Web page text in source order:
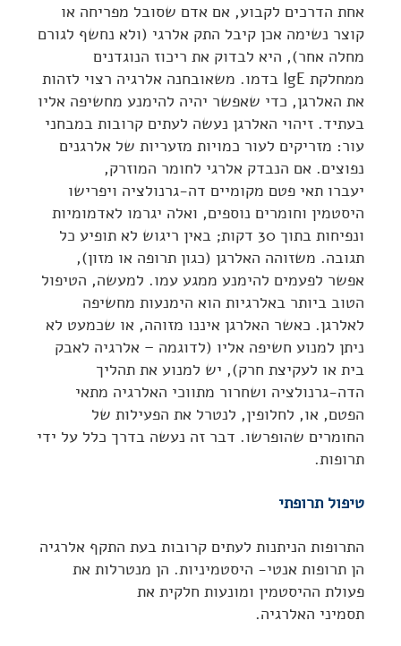
אחת הדרכים לקבוע, אם אדם שסובל מפריחה או
קוצר נשימה אכן קיבל התק אלרגי (ולא נחשף לגורם
מחלה אחר), היא לבדוק את ריכוז הנוגדנים
ממחלקת IgE בדמו. משאובחנה אלרגיה רצוי לזהות
את האלרגן, כדי שאפשר יהיה להימנע מחשיפה אליו
בעתיד. זיהוי האלרגן נעשה לעתים קרובות במבחני
עור: מזריקים לעור כמויות מזעריות של אלרגנים
נפוצים. אם הנבדק אלרגי לחומר המוזרק,
יעברו תאי פטם מקומיים דה-גרנולציה ויפרישו
היסטמין וחומרים נוספים, ואלה יגרמו לאדמומיות
ונפיחות בתוך 30 דקות; באין ריגוש לא תופיע כל
תגובה. משזוהה האלרגן (כגון תרופה או מזון),
אפשר לפעמים להימנע ממגע עמו. למעשה, הטיפול
הטוב ביותר באלרגיות הוא הימנעות מחשיפה
לאלרגן. כאשר האלרגן איננו מזוהה, או שכמעט לא
ניתן למנוע חשיפה אליו (לדוגמה – אלרגיה לאבק
בית או לעקיצת חרק), יש למנוע את תהליך
הדה-גרנולציה ושחרור מתווכי האלרגיה מתאי
הפטם, או, לחלופין, לנטרל את הפעילות של
החומרים שהופרשו. דבר זה נעשה בדרך כלל על ידי
תרופות.
טיפול תרופתי
התרופות הניתנות לעתים קרובות בעת התקף אלרגיה
הן תרופות אנטי- היסטמיניות. הן מנטרלות את
פעולת ההיסטמין ומונעות חלקית את
תסמיני האלרגיה.